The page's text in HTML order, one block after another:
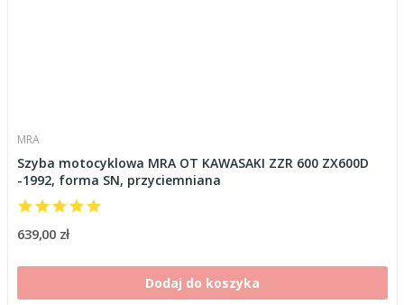
MRA
Szyba motocyklowa MRA OT KAWASAKI ZZR 600 ZX600D
-1992, forma SN, przyciemniana
639,00 zł
Dodaj do koszyka